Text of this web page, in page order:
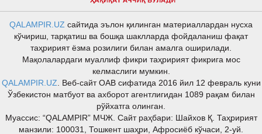
QALAMPIR.UZ сайтида эълон қилинган материаллардан нусха
кўчириш, тарқатиш ва бошқа шаклларда фойдаланиш фақат
таҳририят ёзма розилиги билан амалга оширилади.
Мақолалардаги муаллиф фикри таҳририят фикрига мос
келмаслиги мумкин.
QALAMPIR.UZ . Веб-сайт ОАВ сифатида 2016 йил 12 февраль куни
Ўзбекистон матбуот ва ахборот агентлигидан 1089 рақам билан
рўйхатга олинган.
Муассис: “QALAMPIR” МЧЖ. Сайт раҳбари: Шайхов Қ. Таҳририят
манзили: 100031, Тошкент шаҳри, Афросиёб кўчаси, 2-уй.